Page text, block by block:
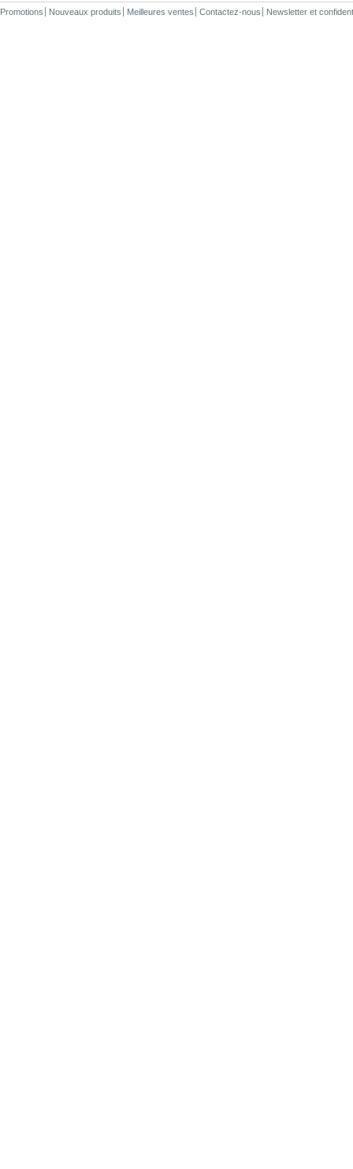
Promotions Nouveaux produits Meilleures ventes Contactez-nous Newsletter et